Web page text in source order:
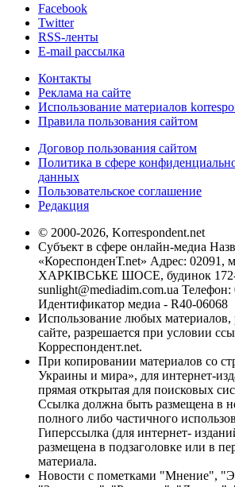
Facebook
Twitter
RSS-ленты
E-mail рассылка
Контакты
Реклама на сайте
Использование материалов
Правила пользования сайтом
Договор пользования сайтом
Политика в сфере
данных
Пользовательское соглашение
Редакция
© 2000-2026, Korrespondent.net
Субъект в сфере онлайн-медиа
«КореспонденТ.net» Адрес: 02091,
ХАРКІВСЬКЕ ШОСЕ, будинок 172-
sunlight@mediadim.com.ua Телефон:
Идентификатор медиа - R40-06068
Использование любых
сайте, разрешается при условии
Корреспондент.net.
При копировании материалов со
Украины и мира», для интернет-
прямая открытая для поисковых
Ссылка должна быть размещена в
полного либо частичного
Гиперссылка (для интернет-
размещена в подзаголовке или в
материала.
Новости с пометками "Мнение",